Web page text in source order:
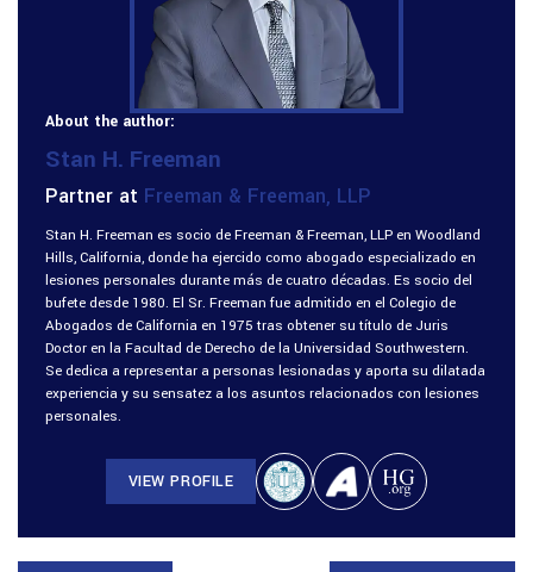
About the author:
Stan H. Freeman
Partner at Freeman & Freeman, LLP
Stan H. Freeman es socio de Freeman & Freeman, LLP en Woodland
Hills, California, donde ha ejercido como abogado especializado en
lesiones personales durante más de cuatro décadas. Es socio del
bufete desde 1980. El Sr. Freeman fue admitido en el Colegio de
Abogados de California en 1975 tras obtener su título de Juris
Doctor en la Facultad de Derecho de la Universidad Southwestern.
Se dedica a representar a personas lesionadas y aporta su dilatada
experiencia y su sensatez a los asuntos relacionados con lesiones
personales.
VIEW PROFILE